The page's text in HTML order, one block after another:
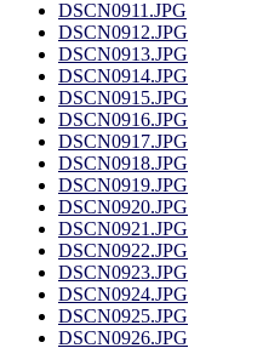
DSCN0911.JPG
DSCN0912.JPG
DSCN0913.JPG
DSCN0914.JPG
DSCN0915.JPG
DSCN0916.JPG
DSCN0917.JPG
DSCN0918.JPG
DSCN0919.JPG
DSCN0920.JPG
DSCN0921.JPG
DSCN0922.JPG
DSCN0923.JPG
DSCN0924.JPG
DSCN0925.JPG
DSCN0926.JPG